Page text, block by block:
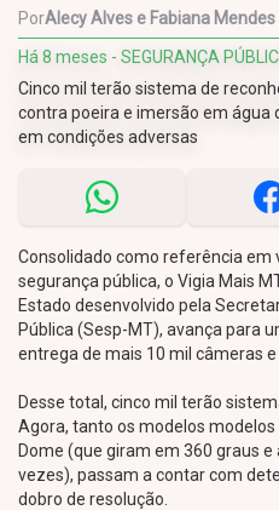
PorAlecy Alves e Fabiana Mendes
Há 8 meses - SEGURANÇA
Cinco mil terão sistema de
contra poeira e imersão em
em condições adversas
Consolidado como referência
segurança pública, o Vigia Mais
Estado desenvolvido pela
Pública (Sesp-MT), avança para
entrega de mais 10 mil câmeras
Desse total, cinco mil terão
Agora, tanto os modelos
Dome (que giram em 360 graus
vezes), passam a contar com
dobro de resolução.